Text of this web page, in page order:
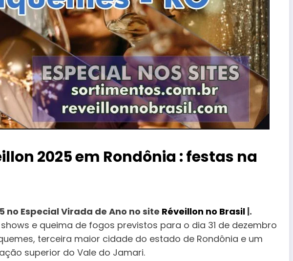
2025 em Rondônia : festas na
no Especial Virada de Ano no site Réveillon no Brasil |.
e queima de fogos previstos para o dia 31 de dezembro
terceira maior cidade do estado de Rondônia e um
superior do Vale do Jamari.